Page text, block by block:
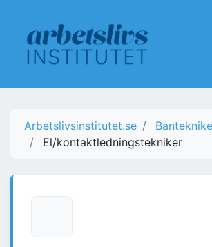
Arbetslivsinstitutet.se
El/kontaktledningstekniker